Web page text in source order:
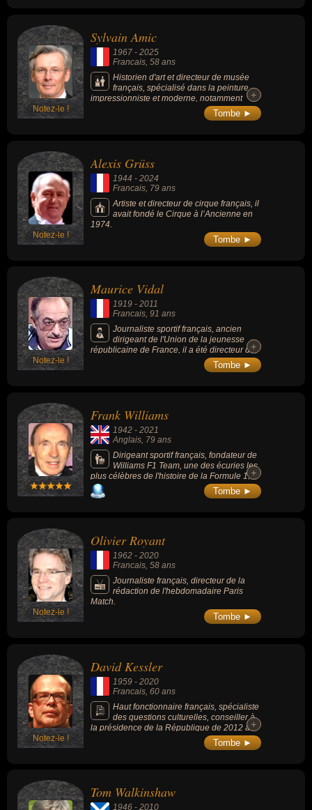
Notez-le !
Sylvain Amic
1967 - 2025
Francais, 58 ans
Historien d'art et directeur de musée
français, spécialisé dans la peinture
impressionniste et moderne, notamment
directeur du Musée d’Orsay depuis 2024,
après avoir dirigé les musées de Rouen.
+
+
Tombe ►
Notez-le !
Alexis Grüss
1944 - 2024
Francais , 79 ans
Artiste et directeur de cirque français, il
avait fondé le Cirque à l’Ancienne en
1974.
Tombe ►
Notez-le !
Maurice Vidal
1919 - 2011
Francais, 91 ans
Journaliste sportif français, ancien
dirigeant de l'Union de la jeunesse
républicaine de France, il a été directeur de
l'hebdomadaire Miroir Sprint et de plusieurs
magazines sportifs spécialisés.
+
+
Tombe ►
Frank Williams
1942 - 2021
Anglais , 79 ans
Dirigeant sportif français, fondateur de
Williams F1 Team, une des écuries les
plus célèbres de l'histoire de la Formule 1, 9
fois championne du monde.
+
+
Tombe ►
Notez-le !
Olivier Royant
1962 - 2020
Francais, 58 ans
Journaliste français, directeur de la
rédaction de l'hebdomadaire Paris
Match.
Tombe ►
Notez-le !
David Kessler
1959 - 2020
Francais , 60 ans
Haut fonctionnaire français, spécialiste
des questions culturelles, conseiller à
la présidence de la République de 2012 à
2014 (conseiller culture et communication
auprès du président de la République
+
+
Tombe ►
Tom Walkinshaw
1946 - 2010